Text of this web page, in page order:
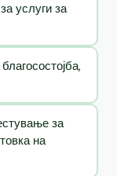
услуги за
за
на